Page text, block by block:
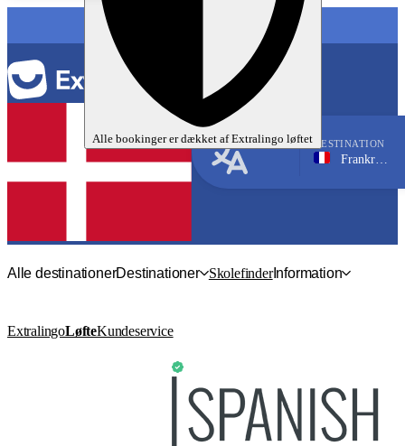
Alle bookinger er dækket afExtralingo løftet DESTINATION
Frankrig, Paris
Alle destinationerDestinationer SkolefinderInformation
ExtralingoLøfteKundeservice